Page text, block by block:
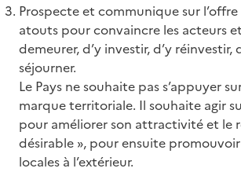
Prospecte et communique sur
atouts pour convaincre les acteurs
demeurer, d’y investir, d’y réinvestir,
séjourner.
Le Pays ne souhaite pas s’appuyer
marque territoriale. Il souhaite agir
pour améliorer son attractivité et le
désirable », pour ensuite
locales à l’extérieur.